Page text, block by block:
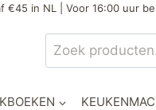
€45 in NL | Voor 16:00 uur